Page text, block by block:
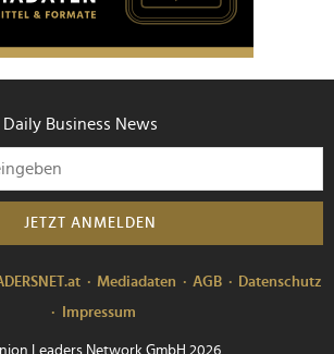
Business News
JETZT ANMELDEN
Mediadaten AGB
Datenschutz
Impressum